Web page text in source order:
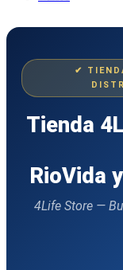
✔
Tienda
RioVida
4Life Store —